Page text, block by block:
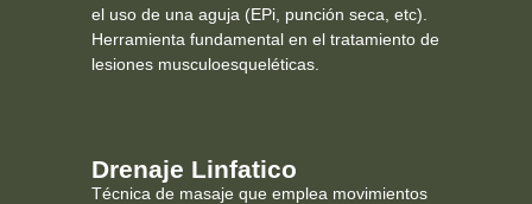
el uso de una aguja (EPi, punción seca, etc).
Herramienta fundamental en el tratamiento de
lesiones musculoesqueléticas.
Drenaje Linfatico
Técnica de masaje que emplea movimientos